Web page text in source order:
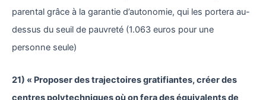
parental grâce à la garantie d’autonomie, qui les portera au-
dessus du seuil de pauvreté (1.063 euros pour une
personne seule)
21) « Proposer des trajectoires gratifiantes, créer des
centres polytechniques où on fera des équivalents de